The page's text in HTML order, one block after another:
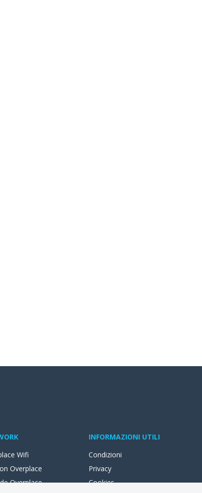
Wifi
Overplace
Overplace
INFORMAZIONI UTILI
Condizioni
Privacy
Cookies